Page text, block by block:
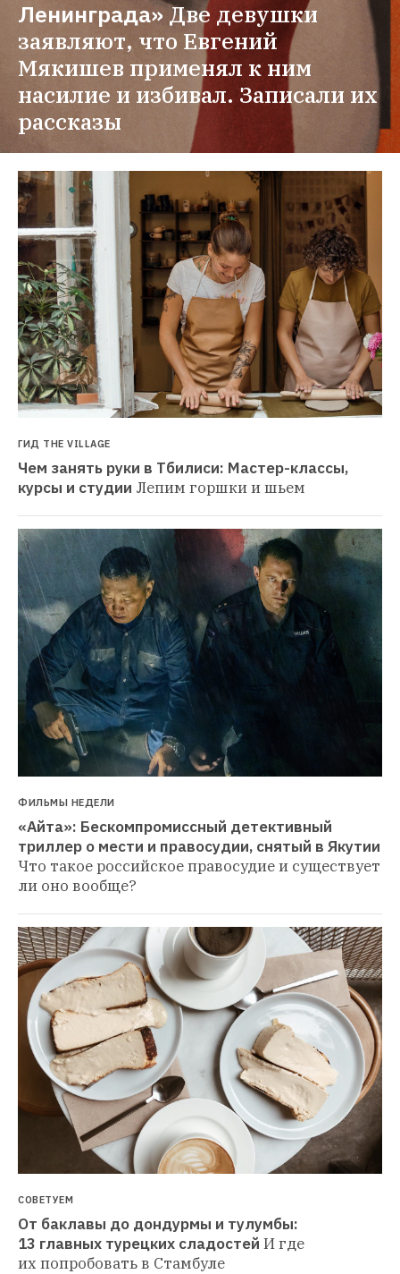
Ленинграда»Две девушки
заявляют, что Евгений
Мякишев применял к ним
насилие и избивал. Записали их
рассказы
ГИД THE VILLAGE
Чем занять руки в Тбилиси: Мастер-классы,
курсы и студии Лепим горшки и шьем
ФИЛЬМЫ НЕДЕЛИ
«Айта»: Бескомпромиссный детективный
триллер о мести и правосудии, снятый в Якутии
Что такое российское правосудие и существует
ли оно вообще?
СОВЕТУЕМ
От баклавы до дондурмы и тулумбы:
13 главных турецких сладостей И где
их попробовать в Стамбуле